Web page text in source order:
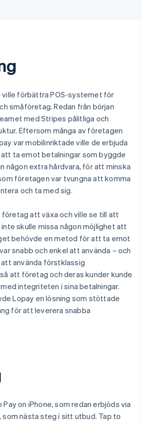
ville förbättra POS-systemet för
småföretag. Redan från början
med Stripes pålitliga och
Eftersom många av företagen
var mobilinriktade ville de erbjuda
ta emot betalningar som byggde
någon extra hårdvara, för att minska
företagen var tvungna att komma
och ta med sig.
företag att växa och ville se till att
skulle missa någon möjlighet att
behövde en metod för att ta emot
snabb och enkel att använda – och
använda förstklassig
att företag och deras kunder kunde
integriteten i sina betalningar.
Lopay en lösning som stöttade
för att leverera snabba
on iPhone, som redan erbjöds via
, som nästa steg i sitt utbud. Tap to